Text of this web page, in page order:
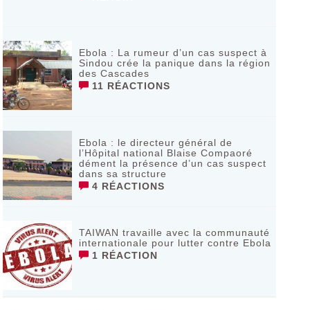
Ebola : La rumeur d’un cas suspect à
Sindou crée la panique dans la région
des Cascades
11 RÉACTIONS
Ebola : le directeur général de
l’Hôpital national Blaise Compaoré
dément la présence d’un cas suspect
dans sa structure
4 RÉACTIONS
TAIWAN travaille avec la communauté
internationale pour lutter contre Ebola
1 RÉACTION